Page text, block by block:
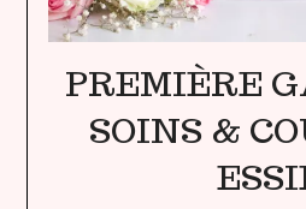
PREMIÈRE
SOINS &